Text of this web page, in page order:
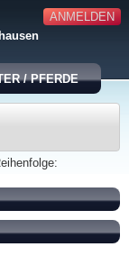
ANMELDEN
/ PFERDE